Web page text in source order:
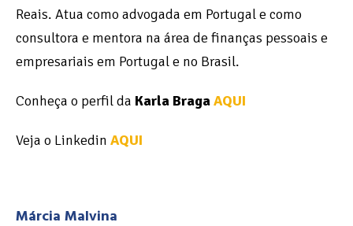
Reais. Atua como advogada em Portugal e como
consultora e mentora na área de finanças pessoais e
empresariais em Portugal e no Brasil.
Conheça o perfil da Karla BragaAQUI
Veja o Linkedin AQUI
Márcia Malvina